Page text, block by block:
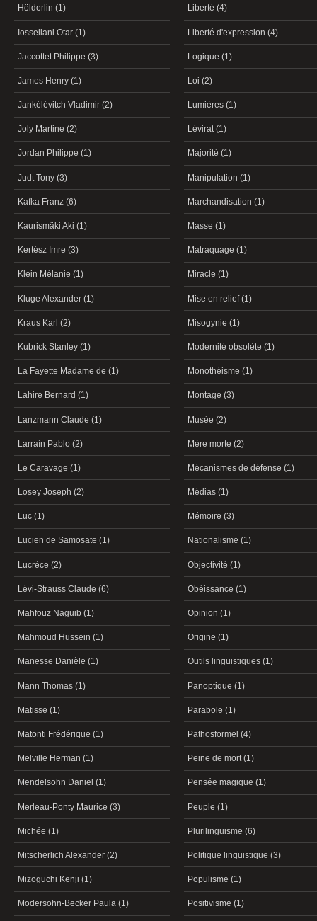
Hölderlin (1)
Iosseliani Otar (1)
Jaccottet Philippe (3)
James Henry (1)
Jankélévitch Vladimir (2)
Joly Martine (2)
Jordan Philippe (1)
Judt Tony (3)
Kafka Franz (6)
Kaurismäki Aki (1)
Kertész Imre (3)
Klein Mélanie (1)
Kluge Alexander (1)
Kraus Karl (2)
Kubrick Stanley (1)
La Fayette Madame de (1)
Lahire Bernard (1)
Lanzmann Claude (1)
Larraín Pablo (2)
Le Caravage (1)
Losey Joseph (2)
Luc (1)
Lucien de Samosate (1)
Lucrèce (2)
Lévi-Strauss Claude (6)
Mahfouz Naguib (1)
Mahmoud Hussein (1)
Manesse Danièle (1)
Mann Thomas (1)
Matisse (1)
Matonti Frédérique (1)
Melville Herman (1)
Mendelsohn Daniel (1)
Merleau-Ponty Maurice (3)
Michée (1)
Mitscherlich Alexander (2)
Mizoguchi Kenji (1)
Modersohn-Becker Paula (1)
Liberté (4)
Liberté d'expression (4)
Logique (1)
Loi (2)
Lumières (1)
Lévirat (1)
Majorité (1)
Manipulation (1)
Marchandisation (1)
Masse (1)
Matraquage (1)
Miracle (1)
Mise en relief (1)
Misogynie (1)
Modernité obsolète (1)
Monothéisme (1)
Montage (3)
Musée (2)
Mère morte (2)
Mécanismes de défense (1)
Médias (1)
Mémoire (3)
Nationalisme (1)
Objectivité (1)
Obéissance (1)
Opinion (1)
Origine (1)
Outils linguistiques (1)
Panoptique (1)
Parabole (1)
Pathosformel (4)
Peine de mort (1)
Pensée magique (1)
Peuple (1)
Plurilinguisme (6)
Politique linguistique (3)
Populisme (1)
Positivisme (1)